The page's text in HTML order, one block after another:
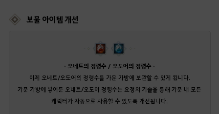
보물 아이템 개선
· 오네트의 정령수 / 오도어의 정령수 ·
이제 오네트/오도어의 정령수를 가문 가방에 보관할 수 있게 됩니다.
가문 가방에 넣어둔 오네트/오도어 정령수는 요정의 기술을 통해 가문 내 모든
캐릭터가 자동으로 사용할 수 있도록 개선됩니다.